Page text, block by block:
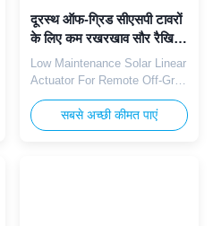
दूरस्थ ऑफ-ग्रिड सीएसपी टावरों
के लिए कम रखरखाव सौर रैखिक
एक्ट्यूएटर
Low Maintenance Solar Linear
Actuator For Remote Off-Grid
CSP Towers The TOMUU
U23D low-maintenance solar
linear actuator significantly
सबसे अच्छी कीमत पाएं